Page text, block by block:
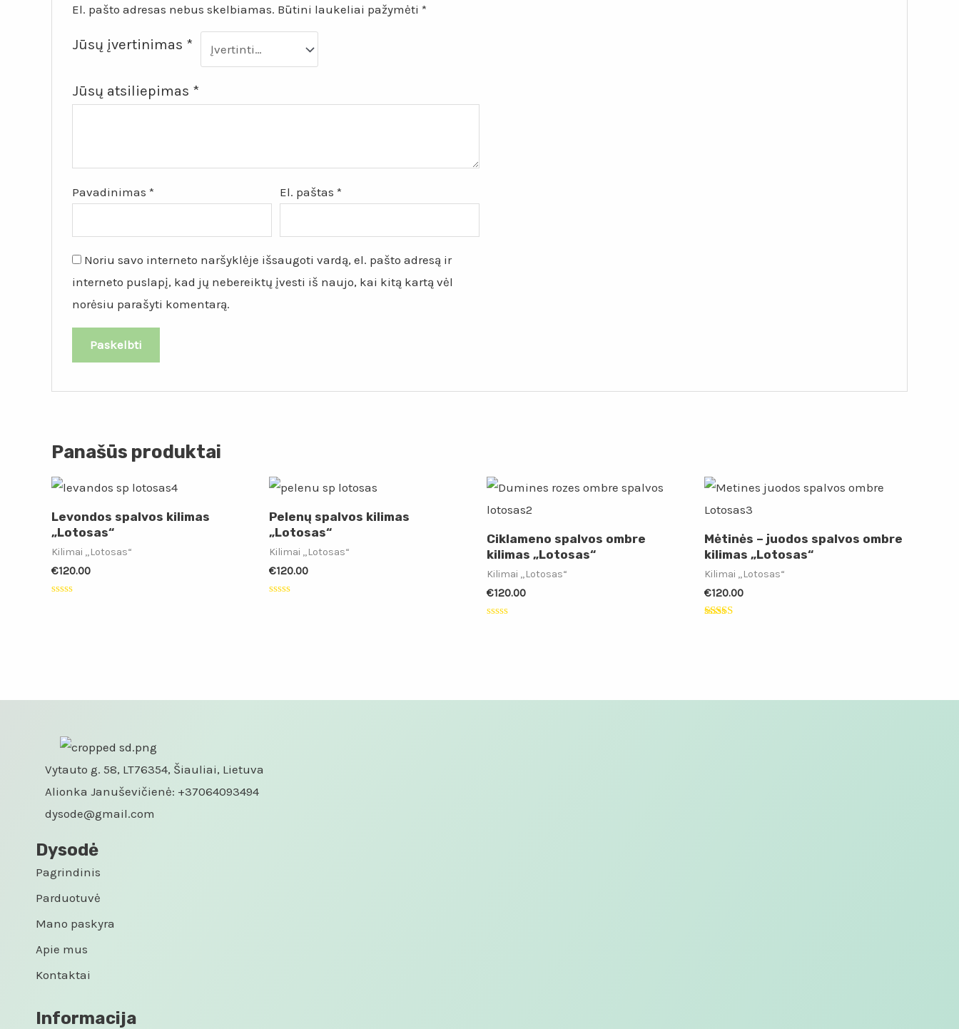
El. pašto adresas nebus skelbiamas. Būtini laukeliai pažymėti*
Jūsų įvertinimas *
Jūsų atsiliepimas *
Pavadinimas* El. paštas*
Noriu savo interneto naršyklėje išsaugoti vardą, el. pašto adresą ir
interneto puslapį, kad jų nebereiktų įvesti iš naujo, kai kitą kartą vėl
norėsiu parašyti komentarą.
Panašūs produktai
Levondos spalvos kilimas
„Lotosas“
Kilimai „Lotosas“
€120.00
Pelenų spalvos kilimas
„Lotosas“
Kilimai „Lotosas“
€120.00
Ciklameno spalvos ombre
kilimas „Lotosas“
Kilimai „Lotosas“
€120.00
Mėtinės – juodos spalvos ombre
kilimas „Lotosas“
Kilimai „Lotosas“
€120.00
Vytauto g. 58, LT76354, Šiauliai, Lietuva
Alionka Januševičienė: +37064093494
dysode@gmail.com
Dysodė
Pagrindinis
Parduotuvė
Mano paskyra
Apie mus
Kontaktai
Informacija